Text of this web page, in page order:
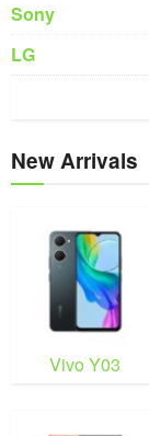
Sony
LG
New Arrivals
Vivo Y03